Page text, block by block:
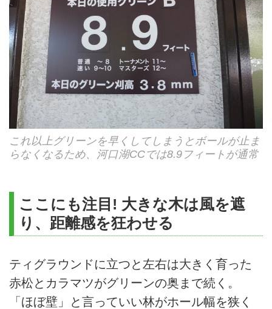
これ以上グリーンを早くしてしまうとボールが止ま
らなくなるため、河口湖CCでは8.9フィートが通常
ここにも注目! 大きな木は風を遮
り、距離感を狂わせる
ティグラウンドに立つと左右は大きく育った
赤松とカラマツがグリーンの奥まで続く。
「ほぼ壁」と言っていい林がホール幅を狭く